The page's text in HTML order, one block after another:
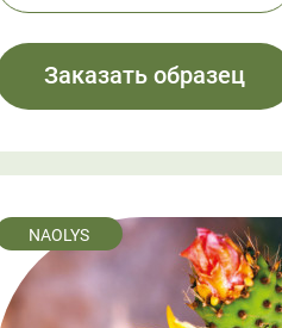
Заказать образец
NAOLYS